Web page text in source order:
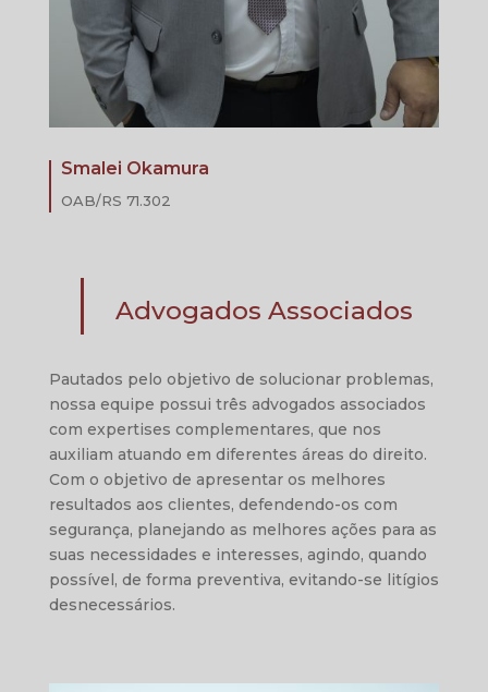
Smalei Okamura
OAB/RS 71.302
Advogados Associados
Pautados pelo objetivo de solucionar problemas,
nossa equipe possui três advogados associados
com expertises complementares, que nos
auxiliam atuando em diferentes áreas do direito.
Com o objetivo de apresentar os melhores
resultados aos clientes, defendendo-os com
segurança, planejando as melhores ações para as
suas necessidades e interesses, agindo, quando
possível, de forma preventiva, evitando-se litígios
desnecessários.